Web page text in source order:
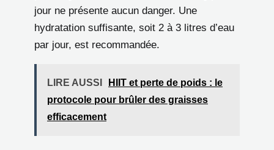
jour ne présente aucun danger. Une
hydratation suffisante, soit 2 à 3 litres d’eau
par jour, est recommandée.
LIRE AUSSI
HIIT et perte de poids : le
protocole pour brûler des graisses
efficacement